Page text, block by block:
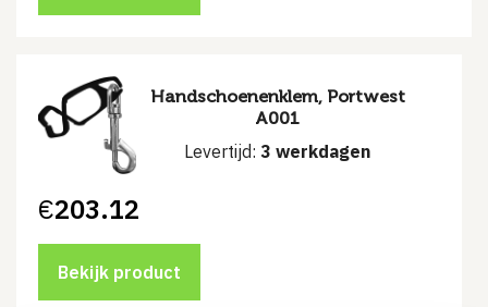
Handschoenenklem, Portwest
A001
Levertijd: 3 werkdagen
€203.12
Bekijk product